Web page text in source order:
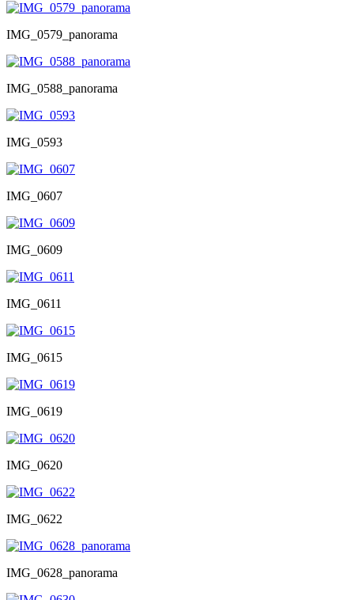
IMG_0579_panorama
IMG_0588_panorama
IMG_0593
IMG_0607
IMG_0609
IMG_0611
IMG_0615
IMG_0619
IMG_0620
IMG_0622
IMG_0628_panorama